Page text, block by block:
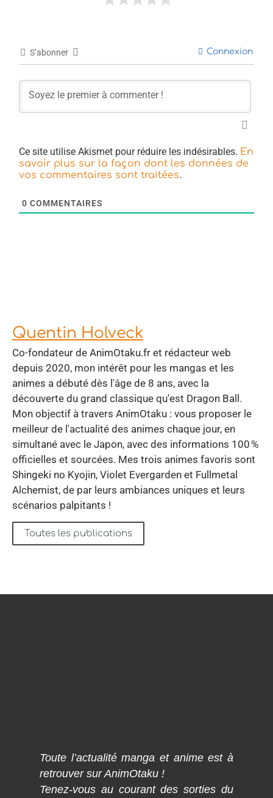
S’abonner Connexion
Ce site utilise Akismet pour réduire les indésirables. En
savoir plus sur la façon dont les données de
vos commentaires sont traitées.
0 COMMENTAIRES
Quentin Holveck
Co-fondateur de AnimOtaku.fr et rédacteur web
depuis 2020, mon intérêt pour les mangas et les
animes a débuté dès l'âge de 8 ans, avec la
découverte du grand classique qu'est Dragon Ball.
Mon objectif à travers AnimOtaku : vous proposer le
meilleur de l'actualité des animes chaque jour, en
simultané avec le Japon, avec des informations 100 %
officielles et sourcées. Mes trois animes favoris sont
Shingeki no Kyojin, Violet Evergarden et Fullmetal
Alchemist, de par leurs ambiances uniques et leurs
scénarios palpitants !
Toutes les publications
Toute l’actualité manga et anime est à
retrouver sur AnimOtaku !
Tenez-vous au courant des sorties du